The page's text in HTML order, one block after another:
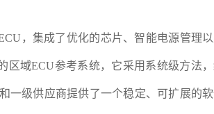
，集成了优化的芯片、智能电源管理
区域ECU参考系统，它采用系统级方法
一级供应商提供了一个稳定、可扩展的